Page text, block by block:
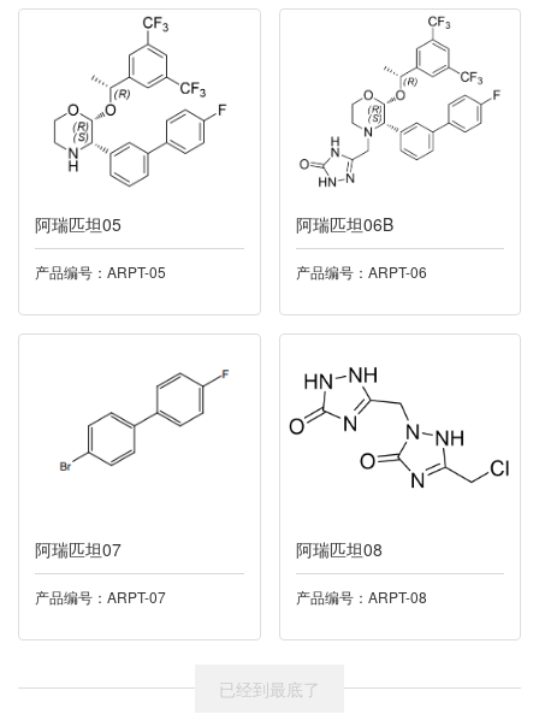
022酮洛芬
023帕诺司琼
024普拉洛芬
025利奈唑胺
027丁酸氯维地平
028尼莫地平
030多索茶碱
阿瑞匹坦05
产品编号：ARPT-05
阿瑞匹坦06B
产品编号：ARPT-06
阿瑞匹坦07
产品编号：ARPT-07
阿瑞匹坦08
产品编号：ARPT-08
已经到最底了